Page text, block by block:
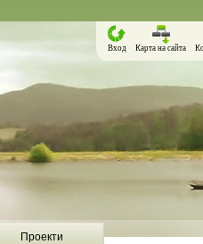
Вход Карта на сайта
Проекти